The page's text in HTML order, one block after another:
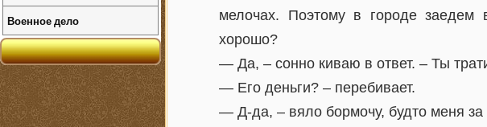
мелочах. Поэтому в городе заедем
хорошо?
— Да, – сонно киваю в ответ. – Ты
— Его деньги? – перебивает.
— Д-да, – вяло бормочу, будто меня за
Военное дело